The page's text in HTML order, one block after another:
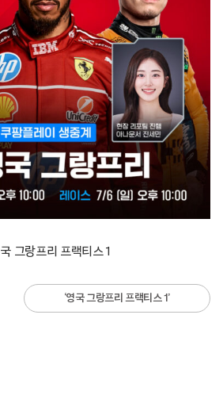
그랑프리 프랙티스 1
‘영국 그랑프리 프랙티스 1’